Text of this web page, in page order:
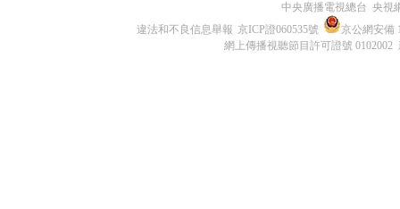
中央廣播電視總台 央視
違法和不良信息舉報 京ICP證060535號
京公網安備
網上傳播視聽節目許可證號 0102002